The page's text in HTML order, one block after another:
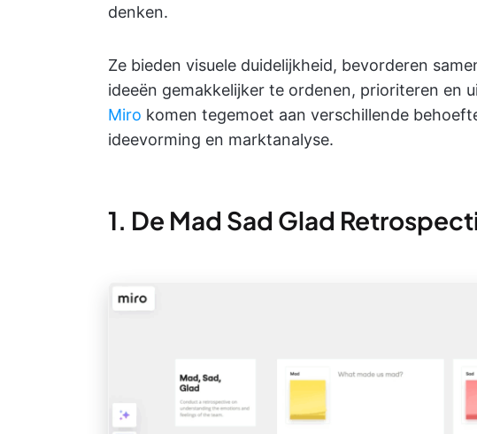
denken.
Ze bieden visuele duidelijkheid, bevorderen
ideeën gemakkelijker te ordenen, prioriteren en
Miro komen tegemoet aan verschillende
ideevorming en marktanalyse.
1. De Mad Sad Glad